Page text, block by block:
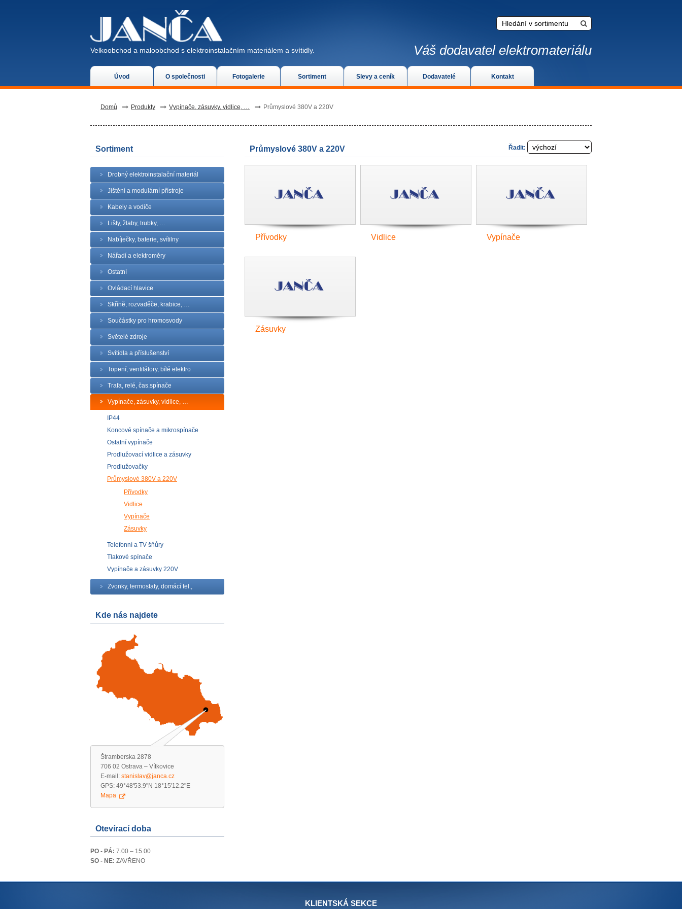
Úvod O společnosti Fotogalerie Sortiment Slevy a ceník Dodavatelé Kontakt
Velkoobchod a maloobchod s elektroinstalačním materiálem a svítidly. Váš dodavatel elektromateriálu
Domů Produkty Vypínače, zásuvky, vidlice, … Průmyslové 380V a 220V
Sortiment
Drobný elektroinstalační materiál
Jištění a modulární přístroje
Kabely a vodiče
Lišty, žlaby, trubky, …
Nabíječky, baterie, svítilny
Nářadí a elektroměry
Ostatní
Ovládací hlavice
Skříně, rozvaděče, krabice, …
Součástky pro hromosvody
Světelé zdroje
Svítidla a příslušenství
Topení, ventilátory, bílé elektro
Trafa, relé, čas.spínače
Vypínače, zásuvky, vidlice, …
IP44
Koncové spínače a mikrospínače
Ostatní vypínače
Prodlužovací vidlice a zásuvky
Prodlužovačky
Průmyslové 380V a 220V
Přívodky
Vidlice
Vypínače
Zásuvky
Telefonní a TV šňůry
Tlakové spínače
Vypínače a zásuvky 220V
Zvonky, termostaty, domácí tel.,
Kde nás najdete
Štramberska 2878
706 02 Ostrava – Vítkovice
E-mail: stanislav@janca.cz
GPS: 49°48'53.9"N 18°15'12.2"E
Mapa
Otevírací doba
PO - PÁ: 7.00 – 15.00
SO - NE: ZAVŘENO
Průmyslové 380V a 220V Řadit:
Přívodky Vidlice Vypínače
Zásuvky
KLIENTSKÁ SEKCE